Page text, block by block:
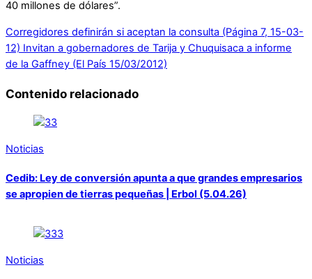
40 millones de dólares”.
Corregidores definirán si aceptan la consulta (Página 7, 15-03-
12) Invitan a gobernadores de Tarija y Chuquisaca a informe
de la Gaffney (El País 15/03/2012)
Contenido relacionado
Noticias
Cedib: Ley de conversión apunta a que grandes empresarios
se apropien de tierras pequeñas | Erbol (5.04.26)
Noticias